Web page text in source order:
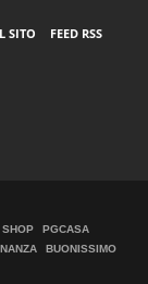
SITO
FEED RSS
PGCASA
BUONISSIMO